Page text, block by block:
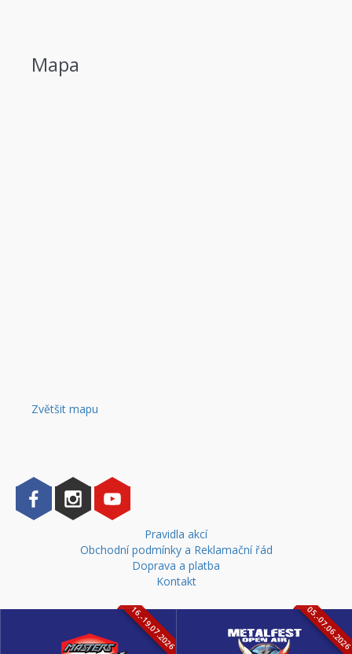
Mapa
Zvětšit mapu
Pravidla akcí
Obchodní podmínky a Reklamační řád
Doprava a platba
Kontakt
16.-19.07.2026 05.-